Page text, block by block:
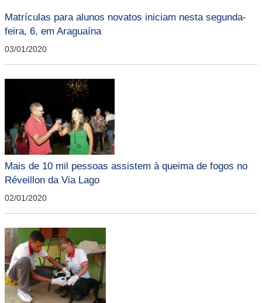
Matrículas para alunos novatos iniciam nesta segunda-
feira, 6, em Araguaína
03/01/2020
Mais de 10 mil pessoas assistem à queima de fogos no
Réveillon da Via Lago
02/01/2020